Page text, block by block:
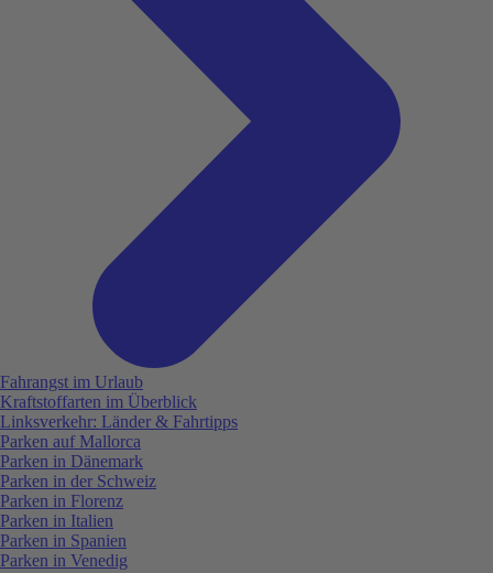
Fahrangst im Urlaub
Kraftstoffarten im Überblick
Linksverkehr: Länder & Fahrtipps
Parken auf Mallorca
Parken in Dänemark
Parken in der Schweiz
Parken in Florenz
Parken in Italien
Parken in Spanien
Parken in Venedig